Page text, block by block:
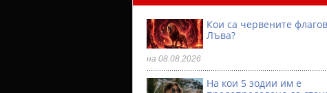
Кои са червените
Лъва?
на 08.08.2026
На кои 5 зодии им е